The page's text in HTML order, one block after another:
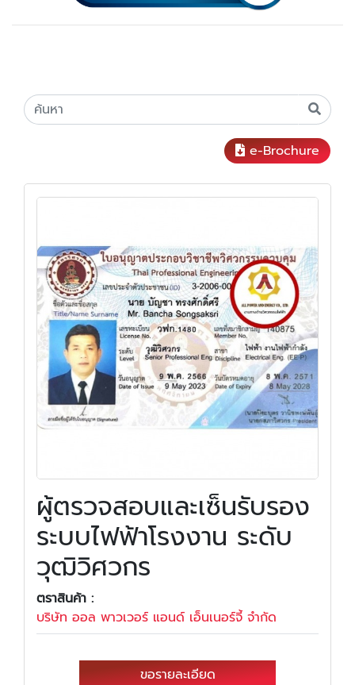
e-Brochure
ผู้ตรวจสอบและเซ็นรับรอง
ระบบไฟฟ้าโรงงาน ระดับ
วุฒิวิศวกร
ตราสินค้า :
บริษัท ออล พาวเวอร์ แอนด์ เอ็นเนอร์จี้ จำกัด
ขอรายละเอียด